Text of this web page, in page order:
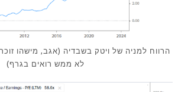
לא ממש רואים בגרף)